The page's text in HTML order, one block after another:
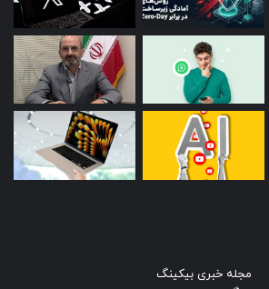
مجله خبری بیکینگ